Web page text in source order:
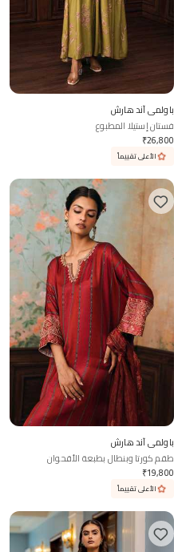
باولمي آند هارش
فستان إستيلا المطبوع
₹26,800
الأعلى تقييماً
باولمي آند هارش
طقم كورتا وبنطال بطبعة الأقحوان
₹19,800
الأعلى تقييماً